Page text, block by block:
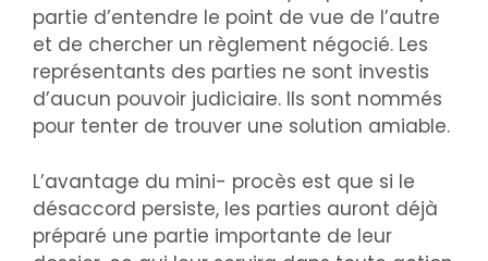
partie d’entendre le point de vue de l’autre
et de chercher un règlement négocié. Les
représentants des parties ne sont investis
d’aucun pouvoir judiciaire. Ils sont nommés
pour tenter de trouver une solution amiable.
L’avantage du mini- procès est que si le
désaccord persiste, les parties auront déjà
préparé une partie importante de leur